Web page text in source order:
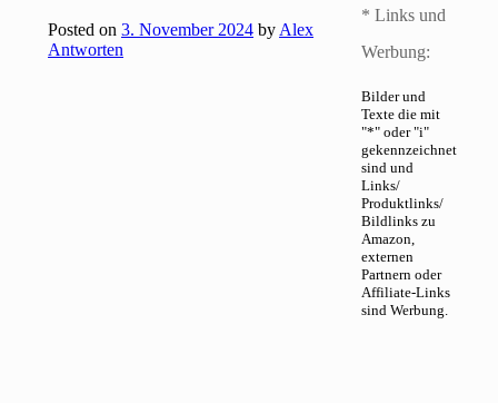
Posted on3. November 2024 by Alex
Antworten
* Links und
Werbung:
Bilder und
Texte die mit
"*" oder "i"
gekennzeichnet
sind und
Links/
Produktlinks/
Bildlinks zu
Amazon,
externen
Partnern oder
Affiliate-Links
sind Werbung.